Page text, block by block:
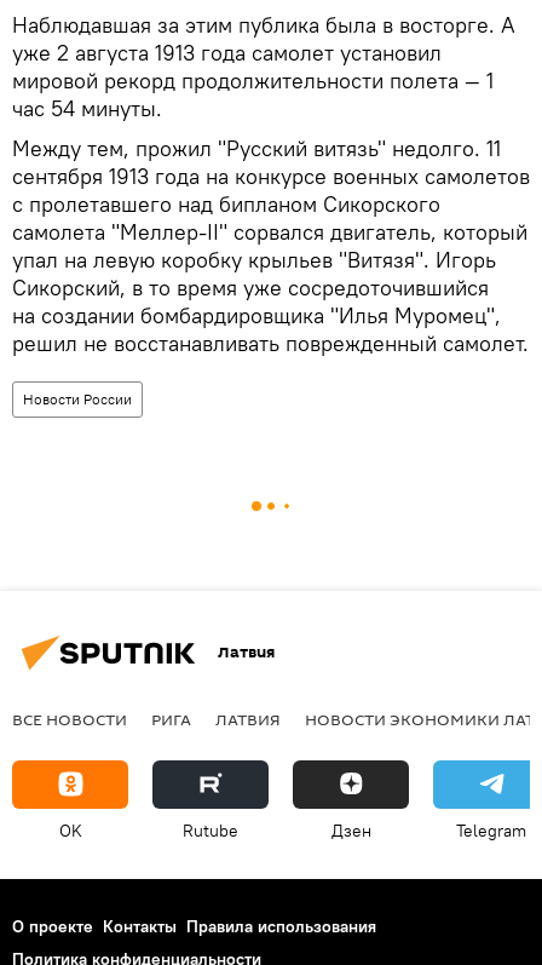
Наблюдавшая за этим публика была в восторге. А
уже 2 августа 1913 года самолет установил
мировой рекорд продолжительности полета — 1
час 54 минуты.
Между тем, прожил "Русский витязь" недолго. 11
сентября 1913 года на конкурсе военных самолетов
с пролетавшего над бипланом Сикорского
самолета "Меллер-II" сорвался двигатель, который
упал на левую коробку крыльев "Витязя". Игорь
Сикорский, в то время уже сосредоточившийся
на создании бомбардировщика "Илья Муромец",
решил не восстанавливать поврежденный самолет.
Новости России
Латвия
ВСЕ НОВОСТИ РИГА ЛАТВИЯ НОВОСТИ ЭКОНОМИКИ
OK Rutube Дзен Telegram
О проекте Контакты Правила использования
Политика конфиденциальности